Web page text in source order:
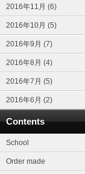
2016年11月 (6)
2016年10月 (5)
2016年9月 (7)
2016年8月 (4)
2016年7月 (5)
2016年6月 (2)
Contents
School
Order made